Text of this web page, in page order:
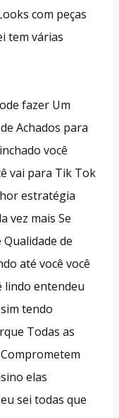
com peças
tem várias
fazer Um
Achados para
você
vai para Tik Tok
estratégia
vez mais Se
de
até você você
lindo entendeu
tendo
Todas as
elas
sei todas que